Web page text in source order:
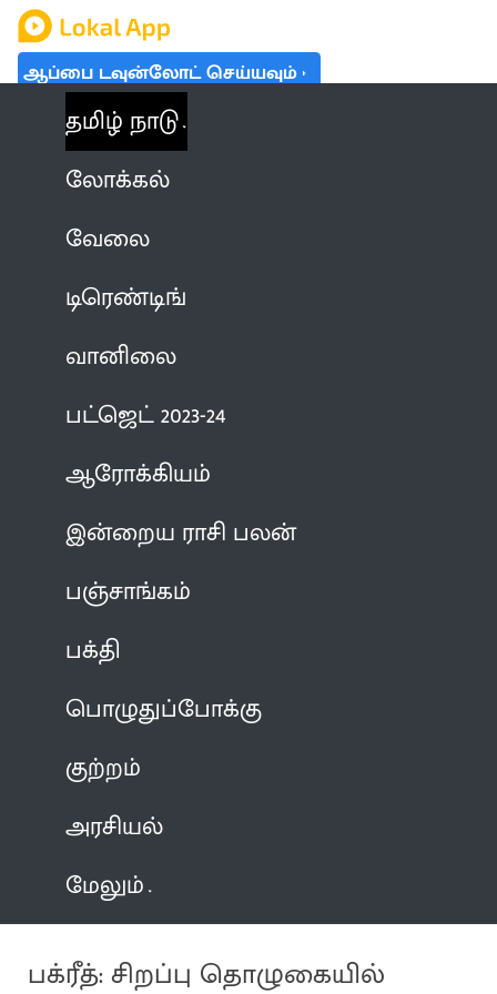
ஆப்பை டவுன்லோட் செய்யவும்
தமிழ் நாடு
லோக்கல்
வேலை
டிரெண்டிங்
வானிலை
பட்ஜெட் 2023-24
ஆரோக்கியம்
இன்றைய ராசி பலன்
பஞ்சாங்கம்
பக்தி
பொழுதுப்போக்கு
குற்றம்
அரசியல்
மேலும்
பக்ரீத்: சிறப்பு தொழுகையில்